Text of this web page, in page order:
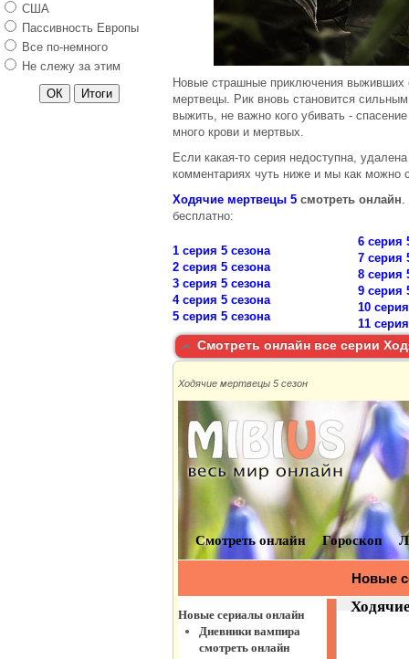
Новые страшные приключения выживших
мертвецы. Рик вновь становится
выжить, не важно кого убивать -
много крови и мертвых.
Если какая-то серия недоступна,
комментариях чуть ниже и мы как можно
Ходячие мертвецы 5 смотреть онлайн.
бесплатно:
1 серия 5 сезона
2 серия 5 сезона
3 серия 5 сезона
4 серия 5 сезона
5 серия 5 сезона
6 серия
7 серия
8 серия
9 серия
10
11
Смотреть онлайн все серии
Ходячие мертвецы 5 сезон
Останній москаль
Принц Сибири
Моя кохана Діла
Сладкая жизнь 2
сезон
США
Пассивность Европы
Все по-немного
Не слежу за этим